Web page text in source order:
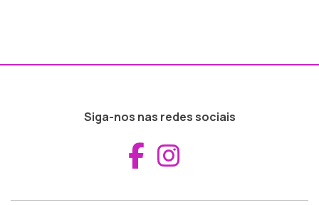
Siga-nos nas redes sociais
Aceder ao